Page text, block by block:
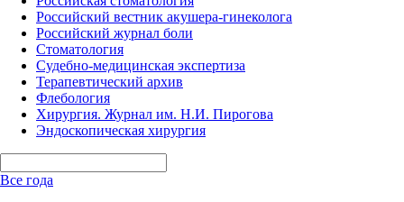
Российский вестник акушера-гинеколога
Российский журнал боли
Стоматология
Судебно-медицинская экспертиза
Терапевтический архив
Флебология
Хирургия. Журнал им. Н.И. Пирогова
Эндоскопическая хирургия
Все года